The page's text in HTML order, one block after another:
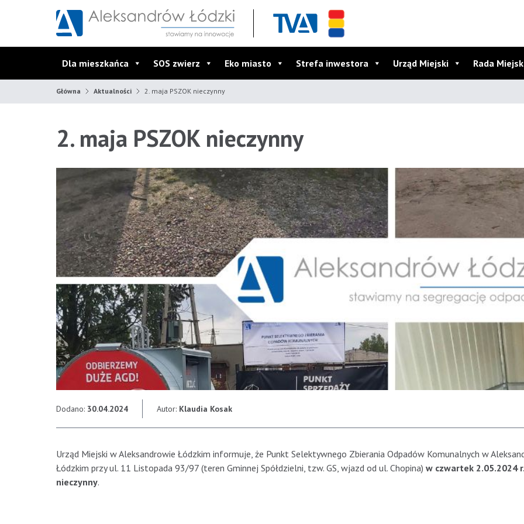
Dla mieszkańca SOS zwierz Eko miasto Strefa inwestora Urząd Miejski Rada
Główna Aktualności 2. maja PSZOK nieczynny
2. maja PSZOK nieczynny
Dodano: 30.04.2024 Autor: Klaudia Kosak
Urząd Miejski w Aleksandrowie Łódzkim informuje, że Punkt Selektywnego Zbierania Odpadów Komunalnych w
Łódzkim przy ul. 11 Listopada 93/97 (teren Gminnej Spółdzielni, tzw. GS, wjazd od ul. Chopina) w czwartek 2.05.2024
nieczynny.